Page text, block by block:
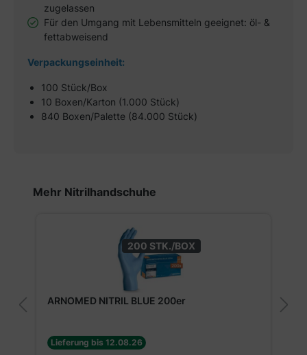
zugelassen
Für den Umgang mit Lebensmitteln geeignet: öl- &
fettabweisend
Verpackungseinheit:
100 Stück/Box
10 Boxen/Karton (1.000 Stück)
840 Boxen/Palette (84.000 Stück)
Produktgalerie überspringen
Mehr Nitrilhandschuhe
200 STK./BOX
ARNOMED NITRIL BLUE 200er
Lieferung bis 12.08.26